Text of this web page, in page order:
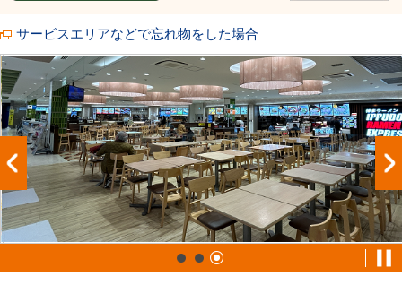
サービスエリアなどで忘れ物をした場合